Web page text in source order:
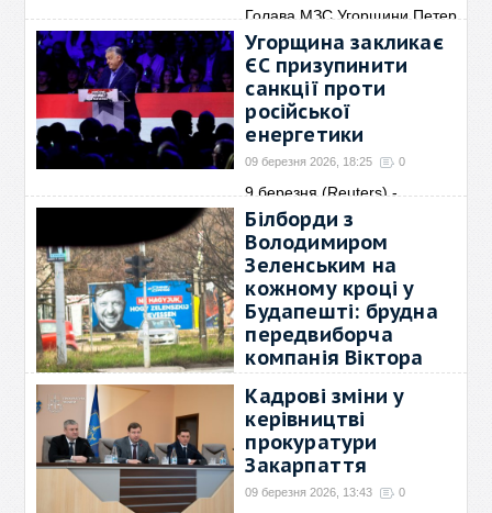
Голава МЗС Угорщини Петер
Сійярто заявив, що→
Угорщина закликає
ЄС призупинити
санкції проти
російської
енергетики
09 березня 2026, 18:25 0
9 березня (Reuters) -
Прем’єр-міністр Угорщини
Білборди з
Володимиром
Зеленським на
кожному кроці у
Будапешті: брудна
передвиборча
компанія Віктора
Орбана паплюжить
гідність Українців та
нашого Президента
(ВІДЕО)
09 березня 2026, 15:33
Кадрові зміни у
керівництві
прокуратури
Закарпаття
09 березня 2026, 13:43 0